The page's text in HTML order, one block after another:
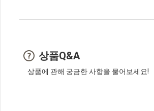
상품Q&A
상품에 관해 궁금한 사항을 물어보세요!